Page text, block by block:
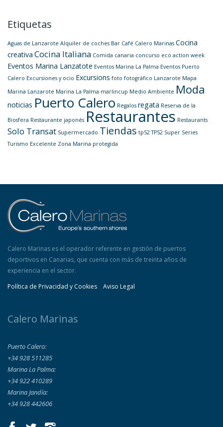
Etiquetas
Aguas de Lanzarote Alquiler de coches Bar Café Calero Marinas Cocina
creativa Cocina Italiana Comida canaria concurso eco action week
Eventos Marina Lanzatote Eventos Marina La Palma Eventos Puerto
Calero Excursiones y ocio Excursions foto fotográfico Lanzarote Mapa
Marina Lanzarote Marina La Palma marlincup Medio Ambiente Moda
noticias Puerto Calero Regalos regata Reserva de la
Biosfera Restaurante japonés Restaurantes Restaurants
Solo Transat Supermercado Tiendas tp52 TP52 Super Series
Turismo Excelente Zona Marina protegida
Calero Marinas es el operador referente en gestión de puertos
deportivos en Canarias, que cuenta con más de treinta años de
experiencia en el sector.
Política de Privacidad y Cookies
Aviso Legal
Calero Marinas
Puerto Calero:
+34 928 511285
Marina La Palma:
+34 922 410289
Marina Jandía:
+34 928 442606